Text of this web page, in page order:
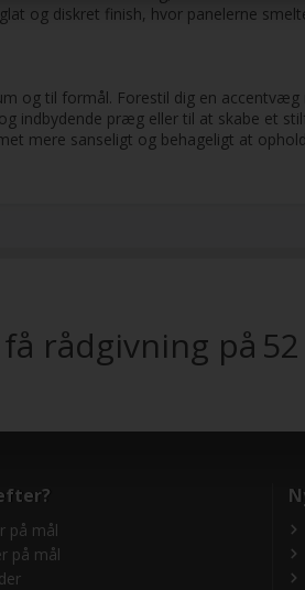
og diskret finish, hvor panelerne
og til formål. Forestil dig en
indbydende præg eller til at skabe et
mere sanseligt og behageligt at
rådgivning på
på mål
på mål